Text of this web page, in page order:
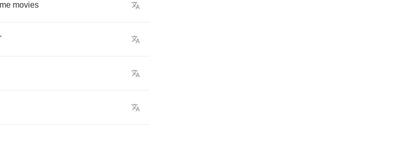
movies